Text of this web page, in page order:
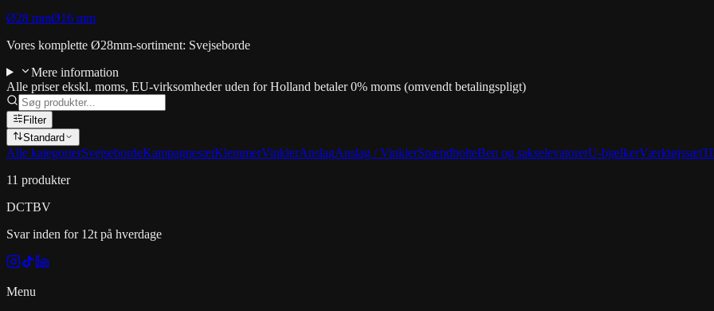
Ø28 mmØ16 mm
Vores komplette Ø28mm-sortiment: Svejseborde
Mere information
Alle priser ekskl. moms, EU-virksomheder uden for Holland betaler 0% moms (omvendt betalingspligt)
Filter
Standard
Alle kategorierSvejsebordeKampagnesætKlemmerVinklerAnslagAnslag / VinklerSpændbolteBen og sakselevatorerU-bjælkerVærktøjssæt
11 produkter
DCTBV
Svar inden for 12t på hverdage
Menu